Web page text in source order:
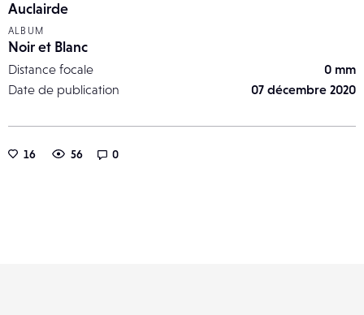
Auclairde
ALBUM
Noir et Blanc
Distance focale
0 mm
Date de publication
07 décembre 2020
16 56 0